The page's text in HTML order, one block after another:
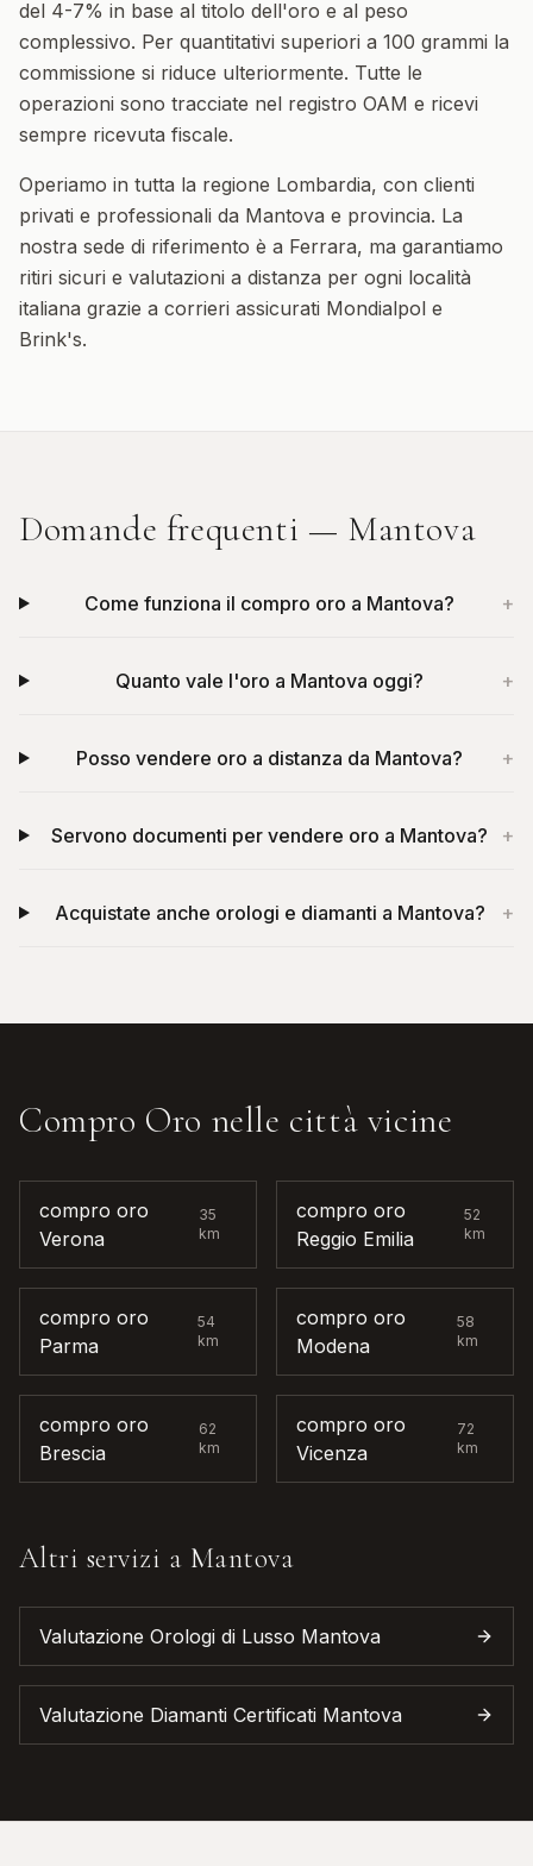
del 4-7% in base al titolo dell'oro e al peso
complessivo. Per quantitativi superiori a 100 grammi la
commissione si riduce ulteriormente. Tutte le
operazioni sono tracciate nel registro OAM e ricevi
sempre ricevuta fiscale.
Operiamo in tutta la regione Lombardia, con clienti
privati e professionali da Mantova e provincia. La
nostra sede di riferimento è a Ferrara, ma garantiamo
ritiri sicuri e valutazioni a distanza per ogni località
italiana grazie a corrieri assicurati Mondialpol e
Brink's.
Domande frequenti — Mantova
Come funziona il compro oro a Mantova? +
Quanto vale l'oro a Mantova oggi? +
Posso vendere oro a distanza da Mantova? +
Servono documenti per vendere oro a Mantova? +
Acquistate anche orologi e diamanti a Mantova? +
Compro Oro nelle città vicine
compro oro
Verona
35
km
compro oro
Reggio Emilia
52
km
compro oro
Parma
54
km
compro oro
Modena
58
km
compro oro
Brescia
62
km
compro oro
Vicenza
72
km
Altri servizi a Mantova
Valutazione Orologi di Lusso Mantova
Valutazione Diamanti Certificati Mantova